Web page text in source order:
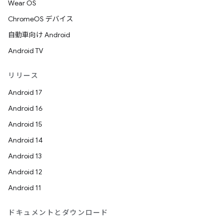
Wear OS
ChromeOS デバイス
自動車向け Android
Android TV
リリース
Android 17
Android 16
Android 15
Android 14
Android 13
Android 12
Android 11
ドキュメントとダウンロード